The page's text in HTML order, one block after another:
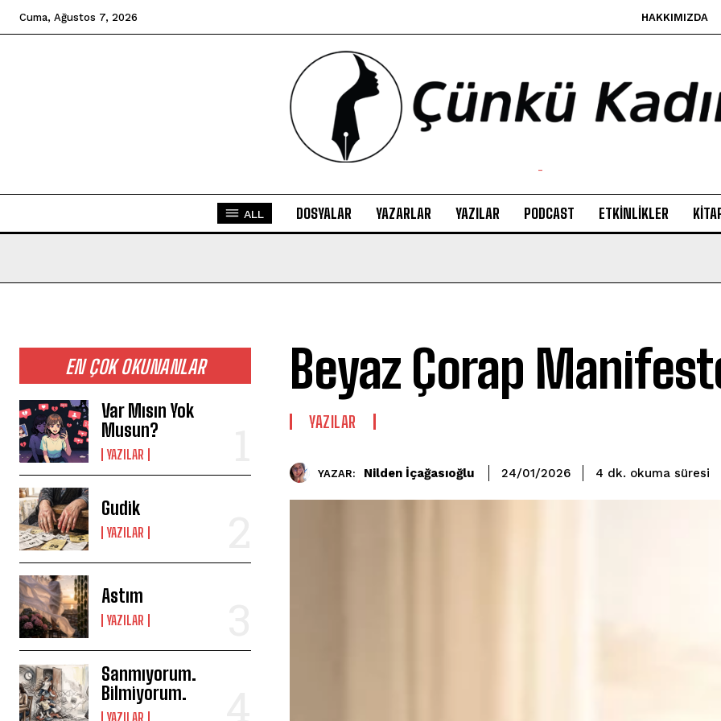
Cuma, Ağustos 7, 2026 HAKKIMIZDA
-
ALL DOSYALAR YAZARLAR YAZILAR PODCAST ETKINLIKLER
EN ÇOK OKUNANLAR
Var Mısın Yok
Musun?
YAZILAR
Gudik
YAZILAR
Astım
YAZILAR
Sanmıyorum.
Bilmiyorum.
YAZILAR
Beyaz Çorap
YAZILAR
YAZAR: Nilden İçağasıoğlu 24/01/2026 4 dk. okuma süresi